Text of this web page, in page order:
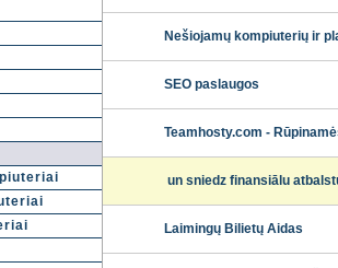
Nešiojamų kompiuterių ir
SEO paslaugos
Teamhosty.com -
un sniedz finansiālu
Laimingų Bilietų Aidas